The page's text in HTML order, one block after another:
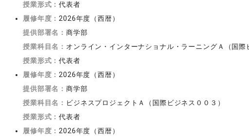
授業形式：代表者
履修年度： 2026年度（西暦）
提供部署名：商学部
授業科目名： オンライン・インターナショナル・ラーニングＡ（国際
授業形式：代表者
履修年度： 2026年度（西暦）
提供部署名：商学部
授業科目名： ビジネスプロジェクトＡ（国際ビジネス００３）
授業形式：代表者
履修年度： 2026年度（西暦）